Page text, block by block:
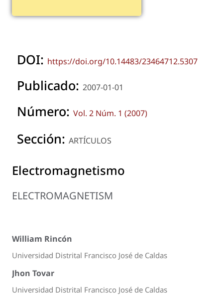
DOI: https://doi.org/10.14483/23464712.5307
Publicado: 2007-01-01
Número: Vol. 2 Núm. 1 (2007)
Sección: ARTÍCULOS
Electromagnetismo
ELECTROMAGNETISM
William Rincón
Universidad Distrital Francisco José de Caldas
Jhon Tovar
Universidad Distrital Francisco José de Caldas